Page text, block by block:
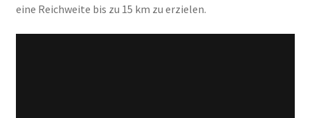
eine Reichweite bis zu 15 km zu erzielen.